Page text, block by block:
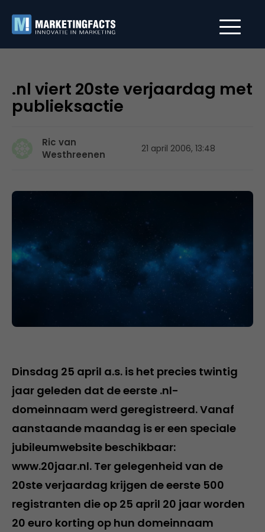
.nl viert 20ste verjaardag met
publieksactie
Ric van
Westhreenen
21 april 2006, 13:48
Dinsdag 25 april a.s. is het precies twintig
jaar geleden dat de eerste .nl-
domeinnaam werd geregistreerd. Vanaf
aanstaande maandag is er een speciale
jubileumwebsite beschikbaar:
www.20jaar.nl. Ter gelegenheid van de
20ste verjaardag krijgen de eerste 500
registranten die op 25 april 20 jaar worden
20 euro korting op hun domeinnaam